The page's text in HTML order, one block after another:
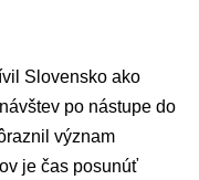
Slovensko ako
po nástupe do
význam
je čas posunúť